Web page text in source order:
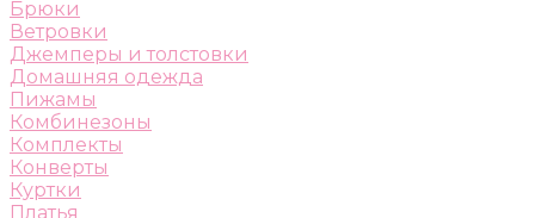
Брюки
Ветровки
Джемперы и толстовки
Домашняя одежда
Пижамы
Комбинезоны
Комплекты
Конверты
Куртки
Платья